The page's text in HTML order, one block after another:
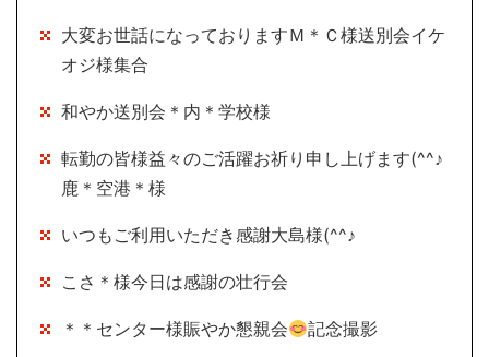
大変お世話になっておりますＭ＊Ｃ様送別会イケ
オジ様集合
和やか送別会＊内＊学校様
転勤の皆様益々のご活躍お祈り申し上げます(^^♪
鹿＊空港＊様
いつもご利用いただき感謝大島様(^^♪
こさ＊様今日は感謝の壮行会
＊＊センター様賑やか懇親会 記念撮影